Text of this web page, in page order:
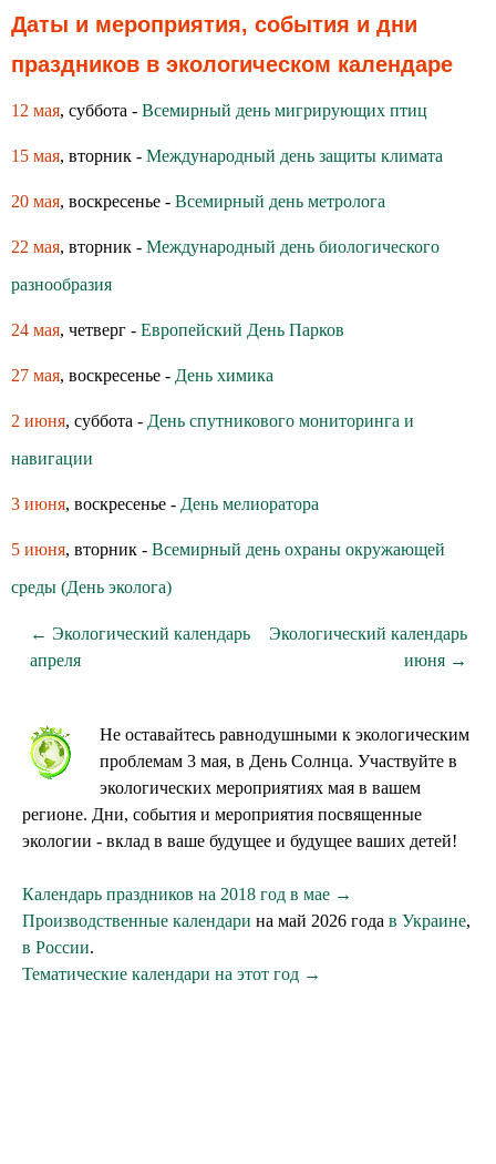
Даты и мероприятия, события и дни
праздников в экологическом календаре
12 мая, суббота - Всемирный день мигрирующих птиц
15 мая, вторник - Международный день защиты климата
20 мая, воскресенье - Всемирный день метролога
22 мая, вторник - Международный день биологического
разнообразия
24 мая, четверг - Европейский День Парков
27 мая, воскресенье - День химика
2 июня, суббота - День спутникового мониторинга и
навигации
3 июня, воскресенье - День мелиоратора
5 июня, вторник - Всемирный день охраны окружающей
среды (День эколога)
← Экологический календарь
апреля
Экологический календарь
июня →
Не оставайтесь равнодушными к экологическим
проблемам 3 мая, в День Солнца. Участвуйте в
экологических мероприятиях мая в вашем
регионе. Дни, события и мероприятия посвященные
экологии - вклад в ваше будущее и будущее ваших детей!
Календарь праздников на 2018 год в мае →
Производственные календари на май 2026 года в Украине,
в России.
Тематические календари на этот год →